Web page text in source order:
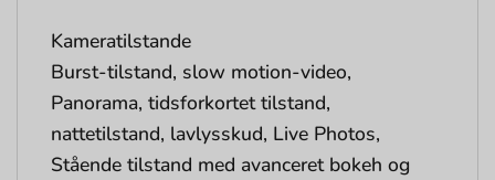
Kameratilstande
Burst-tilstand, slow motion-video,
Panorama, tidsforkortet tilstand,
nattetilstand, lavlysskud, Live Photos,
Stående tilstand med avanceret bokeh og